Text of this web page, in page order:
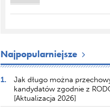
Najpopularniejsze
1.
Jak długo można
kandydatów zgodnie z
[Aktualizacja 2026]